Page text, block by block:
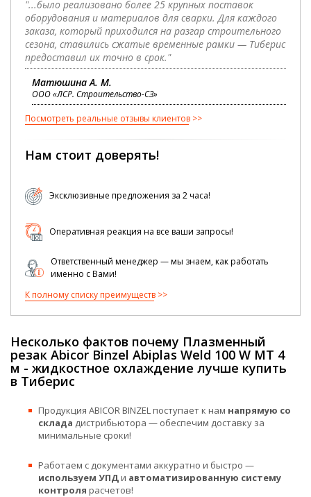
"...было реализовано более 25 крупных поставок
оборудования и материалов для сварки. Для каждого
заказа, который приходился на разгар строительного
сезона, ставились сжатые временные рамки — Тиберис
предоставил их точно в срок."
Матюшина А. М.
ООО «ЛСР. Строительство-СЗ»
Посмотреть реальные отзывы клиентов
Нам стоит доверять!
Эксклюзивные предложения за 2 часа!
Оперативная реакция на все ваши запросы!
Ответственный менеджер — мы знаем, как работать
именно с Вами!
К полному списку преимуществ
Несколько фактов почему Плазменный
резак Abicor Binzel Abiplas Weld 100 W MT 4
м - жидкостное охлаждение лучше купить
в Тиберис
Продукция ABICOR BINZEL поступает к нам напрямую со
склада дистрибьютора — обеспечим доставку за
минимальные сроки!
Работаем с документами аккуратно и быстро —
используем УПДи автоматизированную систему
контроля расчетов!